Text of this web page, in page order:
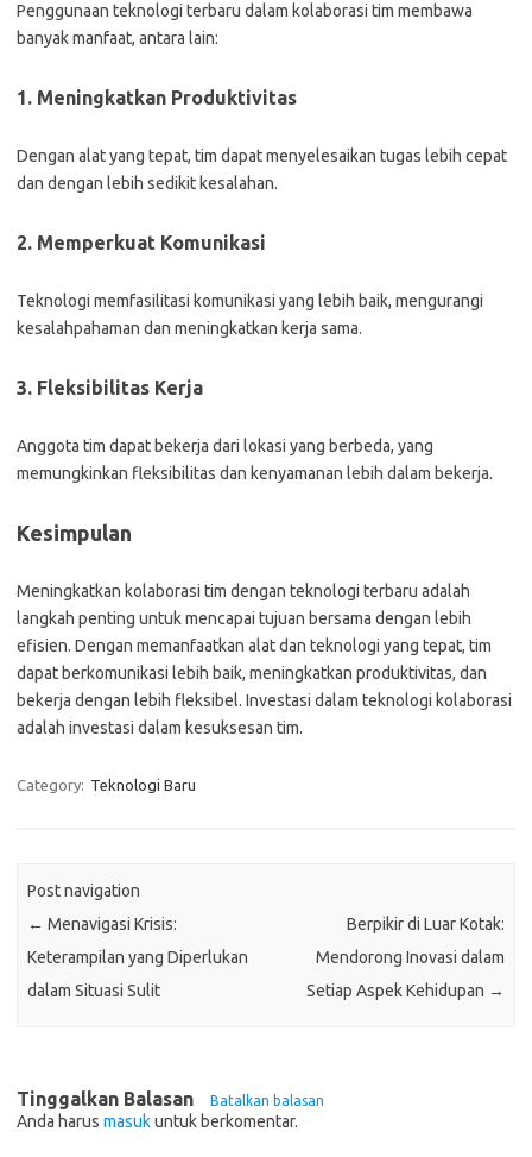
Penggunaan teknologi terbaru dalam kolaborasi tim membawa
banyak manfaat, antara lain:
1. Meningkatkan Produktivitas
Dengan alat yang tepat, tim dapat menyelesaikan tugas lebih cepat
dan dengan lebih sedikit kesalahan.
2. Memperkuat Komunikasi
Teknologi memfasilitasi komunikasi yang lebih baik, mengurangi
kesalahpahaman dan meningkatkan kerja sama.
3. Fleksibilitas Kerja
Anggota tim dapat bekerja dari lokasi yang berbeda, yang
memungkinkan fleksibilitas dan kenyamanan lebih dalam bekerja.
Kesimpulan
Meningkatkan kolaborasi tim dengan teknologi terbaru adalah
langkah penting untuk mencapai tujuan bersama dengan lebih
efisien. Dengan memanfaatkan alat dan teknologi yang tepat, tim
dapat berkomunikasi lebih baik, meningkatkan produktivitas, dan
bekerja dengan lebih fleksibel. Investasi dalam teknologi kolaborasi
adalah investasi dalam kesuksesan tim.
Category: Teknologi Baru
Post navigation
← Menavigasi Krisis:
Keterampilan yang Diperlukan
dalam Situasi Sulit
Berpikir di Luar Kotak:
Mendorong Inovasi dalam
Setiap Aspek Kehidupan →
Tinggalkan Balasan Batalkan balasan
Anda harus masukuntuk berkomentar.